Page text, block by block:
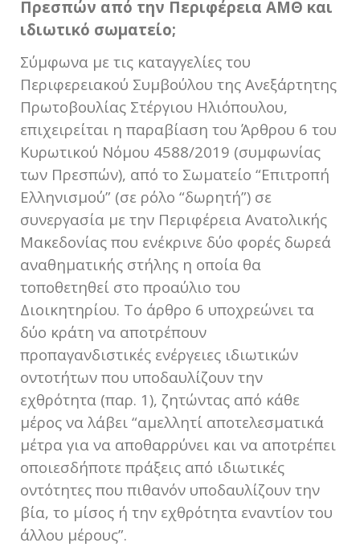
Πρεσπών από την Περιφέρεια ΑΜΘ και
ιδιωτικό σωματείο;
Σύμφωνα με τις καταγγελίες του
Περιφερειακού Συμβούλου της Ανεξάρτητης
Πρωτοβουλίας Στέργιου Ηλιόπουλου,
επιχειρείται η παραβίαση του Άρθρου 6 του
Κυρωτικού Νόμου 4588/2019 (συμφωνίας
των Πρεσπών), από το Σωματείο “Επιτροπή
Ελληνισμού” (σε ρόλο “δωρητή”) σε
συνεργασία με την Περιφέρεια Ανατολικής
Μακεδονίας που ενέκρινε δύο φορές δωρεά
αναθηματικής στήλης η οποία θα
τοποθετηθεί στο προαύλιο του
Διοικητηρίου. Το άρθρο 6 υποχρεώνει τα
δύο κράτη να αποτρέπουν
προπαγανδιστικές ενέργειες ιδιωτικών
οντοτήτων που υποδαυλίζουν την
εχθρότητα (παρ. 1), ζητώντας από κάθε
μέρος να λάβει “αμελλητί αποτελεσματικά
μέτρα για να αποθαρρύνει και να αποτρέπει
οποιεσδήποτε πράξεις από ιδιωτικές
οντότητες που πιθανόν υποδαυλίζουν την
βία, το μίσος ή την εχθρότητα εναντίον του
άλλου μέρους”.